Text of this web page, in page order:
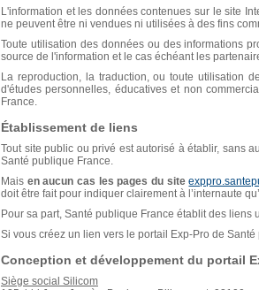
L'information et les données contenues sur le site
ne peuvent être ni vendues ni utilisées à des fins
Toute utilisation des données ou des informations
source de l'information et le cas échéant les
La reproduction, la traduction, ou toute utilisation
d'études personnelles, éducatives et non
France.
Établissement de liens
Tout site public ou privé est autorisé à établir, sans
Santé publique France.
Mais en aucun cas les pages du site
doit être fait pour indiquer clairement à l’internaute
Pour sa part, Santé publique France établit des
Si vous créez un lien vers le portail Exp-Pro de
Conception et développement du portail
Siège social Silicom